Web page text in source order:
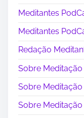
Meditantes
Meditantes
Redação
Sobre
Sobre
Sobre